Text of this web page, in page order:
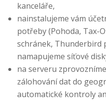
kanceláře,
nainstalujeme vám
potřeby (Pohoda, Tax-
schránek, Thunderbird
namapujeme síťové
na serveru
zálohování dat do
automatické kontroly